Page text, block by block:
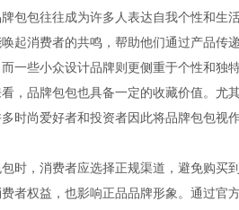
包包往往成为许多人表达自我个性和生
起消费者的共鸣，帮助他们通过产品传
一些小众设计品牌则更侧重于个性和独
，品牌包包也具备一定的收藏价值。尤
时尚爱好者和投资者因此将品牌包包视
时，消费者应选择正规渠道，避免购买
者权益，也影响正品品牌形象。通过官